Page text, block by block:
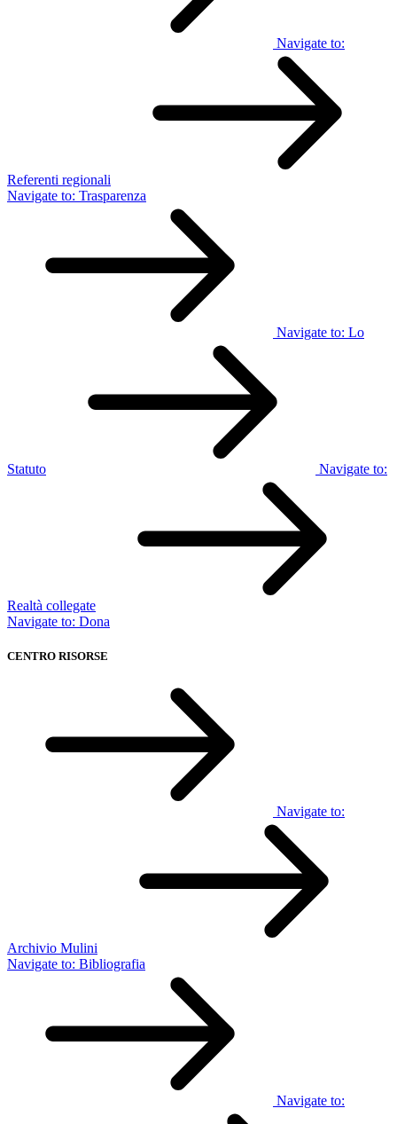
Navigate to:
Referenti regionali
Navigate to: Trasparenza
Navigate to: Lo
Statuto Navigate to:
Realtà collegate
Navigate to: Dona
CENTRO RISORSE
Navigate to:
Archivio Mulini
Navigate to: Bibliografia
Navigate to: